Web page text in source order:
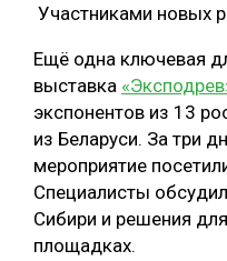
Участниками новых
Ещё одна ключевая
выставка
экспонентов из 13
из Беларуси. За три
мероприятие
Специалисты
Сибири и решения
площадках.